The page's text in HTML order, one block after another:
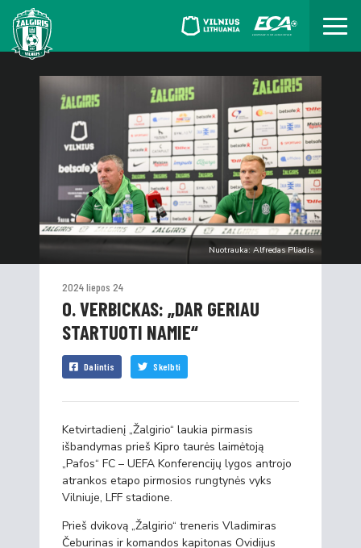
Nuotrauka: Alfredas Pliadis
2024 liepos 24
O. VERBICKAS: „DAR GERIAU
STARTUOTI NAMIE“
Dalintis Skelbti
Ketvirtadienį „Žalgirio“ laukia pirmasis
išbandymas prieš Kipro taurės laimėtoją
„Pafos“ FC – UEFA Konferencijų lygos antrojo
atrankos etapo pirmosios rungtynės vyks
Vilniuje, LFF stadione.
Prieš dvikovą „Žalgirio“ treneris Vladimiras
Čeburinas ir komandos kapitonas Ovidijus